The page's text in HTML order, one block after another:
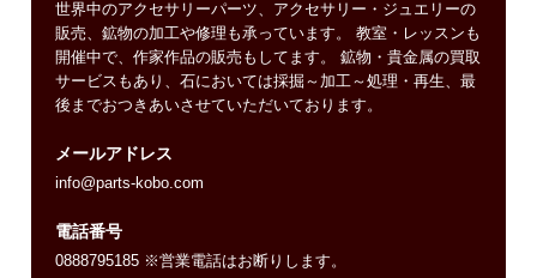
世界中のアクセサリーパーツ、アクセサリー・ジュエリーの
販売、鉱物の加工や修理も承っています。 教室・レッスンも
開催中で、作家作品の販売もしてます。 鉱物・貴金属の買取
サービスもあり、石においては採掘～加工～処理・再生、最
後までおつきあいさせていただいております。
メールアドレス
info@parts-kobo.com
電話番号
0888795185 ※営業電話はお断りします。